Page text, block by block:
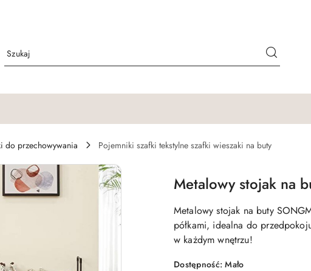
do przechowywania Pojemniki szafki tekstylne szafki wieszaki na buty
Metalowy stojak na
Metalowy stojak na buty
półkami, idealna do
w każdym wnętrzu!
Dostępność:Mało